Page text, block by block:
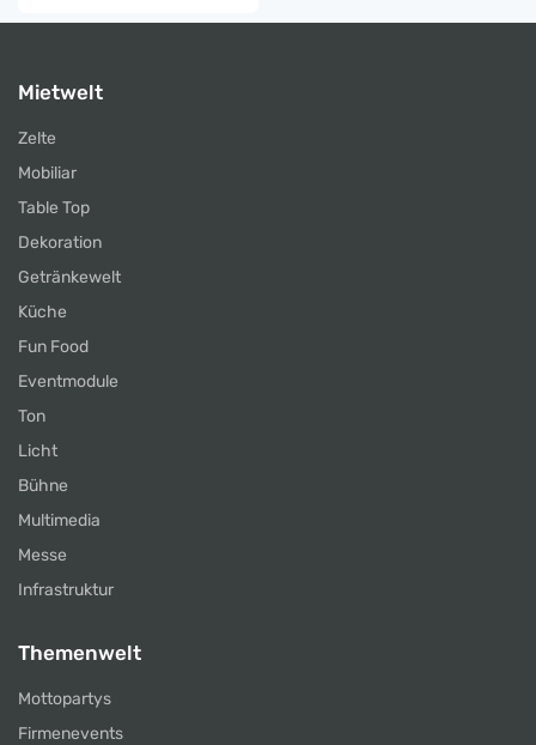
Mietwelt
Zelte
Mobiliar
Table Top
Dekoration
Getränkewelt
Küche
Fun Food
Eventmodule
Ton
Licht
Bühne
Multimedia
Messe
Infrastruktur
Themenwelt
Mottopartys
Firmenevents